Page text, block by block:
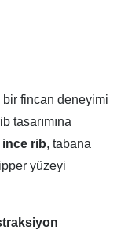
fincan deneyimi
tasarımına
ince rib, tabana
yüzeyi